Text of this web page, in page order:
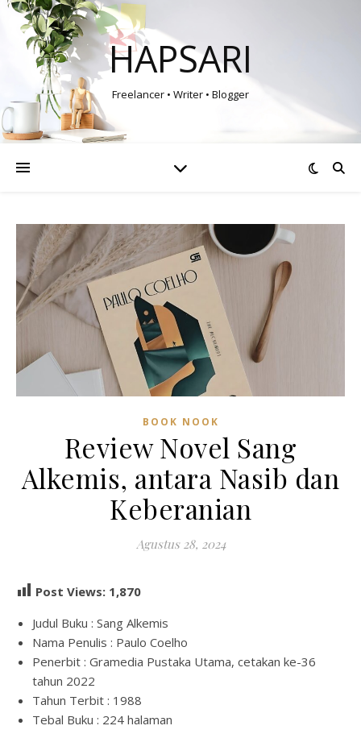
HAPSARI
Freelancer • Writer • Blogger
BOOK NOOK
Review Novel Sang
Alkemis, antara Nasib dan
Keberanian
Agustus 28, 2024
Post Views: 1,870
Judul Buku : Sang Alkemis
Nama Penulis : Paulo Coelho
Penerbit : Gramedia Pustaka Utama, cetakan ke-36
tahun 2022
Tahun Terbit : 1988
Tebal Buku : 224 halaman